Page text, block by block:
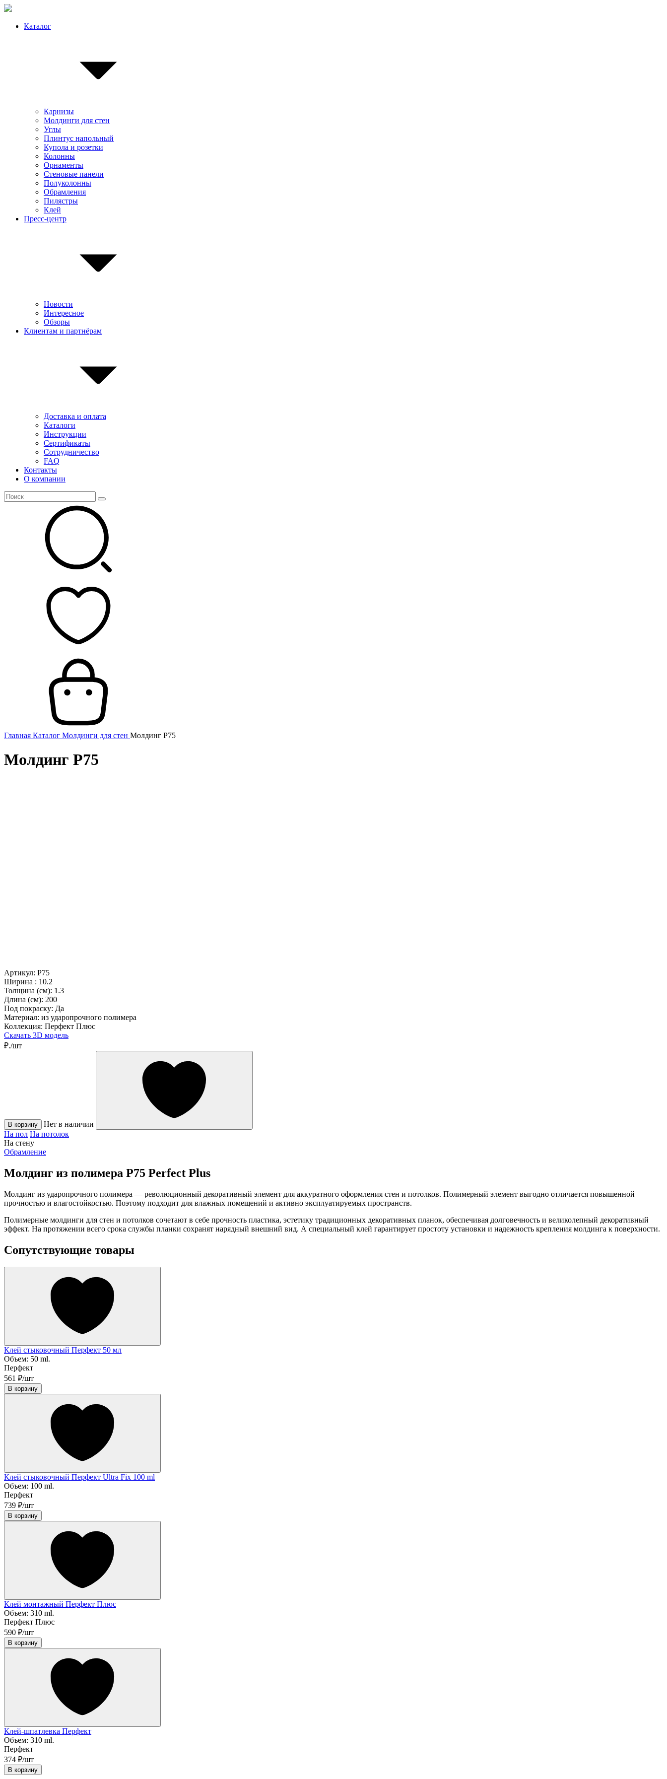
Каталог
Карнизы
Молдинги для стен
Углы
Плинтус напольный
Купола и розетки
Колонны
Орнаменты
Стеновые панели
Полуколонны
Обрамления
Пилястры
Клей
Пресс-центр
Новости
Интересное
Обзоры
Клиентам и партнёрам
Доставка и оплата
Каталоги
Инструкции
Сертификаты
Сотрудничество
FAQ
Контакты
О компании
Главная Каталог Молдинги для стен Молдинг P75
Молдинг P75
Артикул: P75
Ширина : 10.2
Толщина (см): 1.3
Длина (см): 200
Под покраску: Да
Материал: из ударопрочного полимера
Коллекция: Перфект Плюс
Скачать 3D модель
₽./шт
В корзину
Нет в наличии
На пол На потолок
На стену
Обрамление
Молдинг из полимера P75 Perfect Plus
Молдинг из ударопрочного полимера — революционный декоративный элемент для аккуратного оформления стен и потолков. Полимерный элемент выгодно отличается повышенной
прочностью и влагостойкостью. Поэтому подходит для влажных помещений и активно эксплуатируемых пространств.
Полимерные молдинги для стен и потолков сочетают в себе прочность пластика, эстетику традиционных декоративных планок, обеспечивая долговечность и великолепный декоративный
эффект. На протяжении всего срока службы планки сохранят нарядный внешний вид. А специальный клей гарантирует простоту установки и надежность крепления молдинга к поверхности.
Сопутствующие товары
Клей стыковочный Перфект 50 мл
Объем: 50 ml.
Перфект
561 ₽/шт
В корзину
Клей стыковочный Перфект Ultra Fix 100 ml
Объем: 100 ml.
Перфект
739 ₽/шт
В корзину
Клей монтажный Перфект Плюс
Объем: 310 ml.
Перфект Плюс
590 ₽/шт
В корзину
Клей-шпатлевка Перфект
Объем: 310 ml.
Перфект
374 ₽/шт
В корзину